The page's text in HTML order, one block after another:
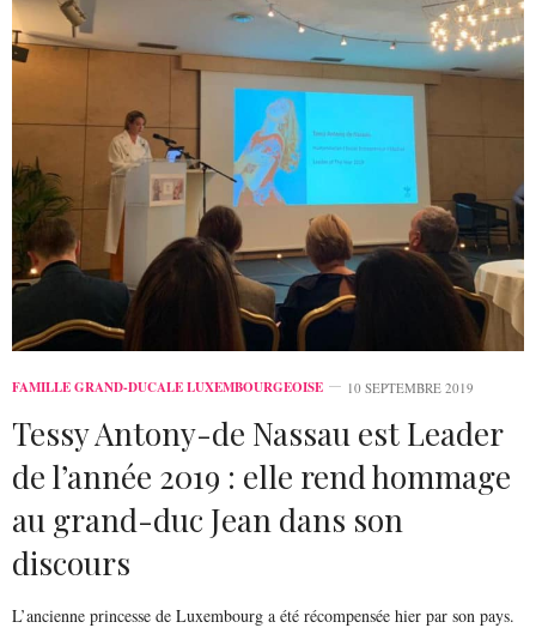
FAMILLE GRAND-DUCALE LUXEMBOURGEOISE 10 SEPTEMBRE 2019
Tessy Antony-de Nassau est Leader
de l’année 2019 : elle rend hommage
au grand-duc Jean dans son
discours
L’ancienne princesse de Luxembourg a été récompensée hier par son pays.